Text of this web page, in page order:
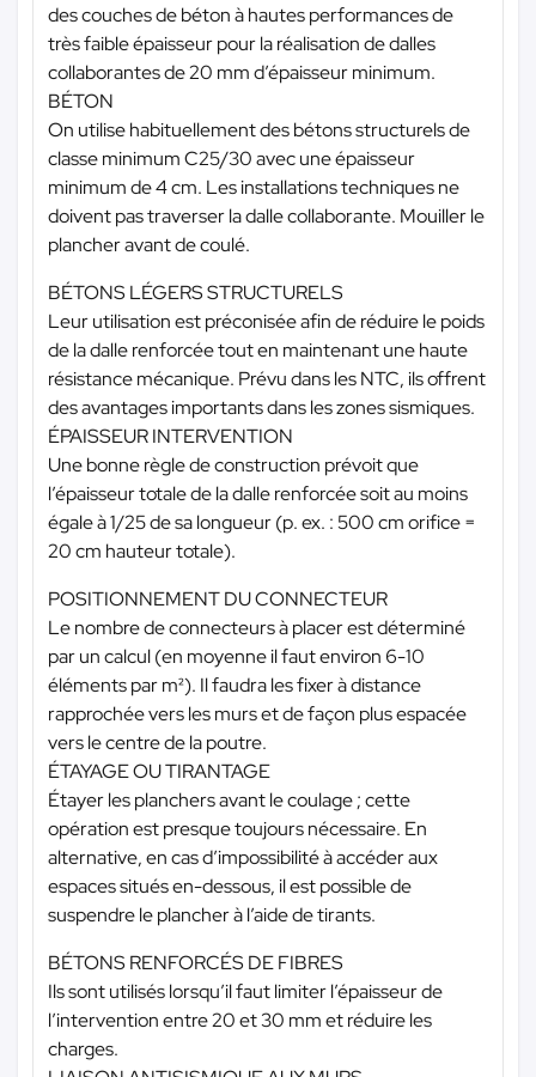
des couches de béton à hautes performances de
très faible épaisseur pour la réalisation de dalles
collaborantes de 20 mm d’épaisseur minimum.
BÉTON
On utilise habituellement des bétons structurels de
classe minimum C25/30 avec une épaisseur
minimum de 4 cm. Les installations techniques ne
doivent pas traverser la dalle collaborante. Mouiller le
plancher avant de coulé.
BÉTONS LÉGERS STRUCTURELS
Leur utilisation est préconisée afin de réduire le poids
de la dalle renforcée tout en maintenant une haute
résistance mécanique. Prévu dans les NTC, ils offrent
des avantages importants dans les zones sismiques.
ÉPAISSEUR INTERVENTION
Une bonne règle de construction prévoit que
l’épaisseur totale de la dalle renforcée soit au moins
égale à 1/25 de sa longueur (p. ex. : 500 cm orifice =
20 cm hauteur totale).
POSITIONNEMENT DU CONNECTEUR
Le nombre de connecteurs à placer est déterminé
par un calcul (en moyenne il faut environ 6-10
éléments par m²). Il faudra les fixer à distance
rapprochée vers les murs et de façon plus espacée
vers le centre de la poutre.
ÉTAYAGE OU TIRANTAGE
Étayer les planchers avant le coulage ; cette
opération est presque toujours nécessaire. En
alternative, en cas d’impossibilité à accéder aux
espaces situés en-dessous, il est possible de
suspendre le plancher à l’aide de tirants.
BÉTONS RENFORCÉS DE FIBRES
Ils sont utilisés lorsqu’il faut limiter l’épaisseur de
l’intervention entre 20 et 30 mm et réduire les
charges.